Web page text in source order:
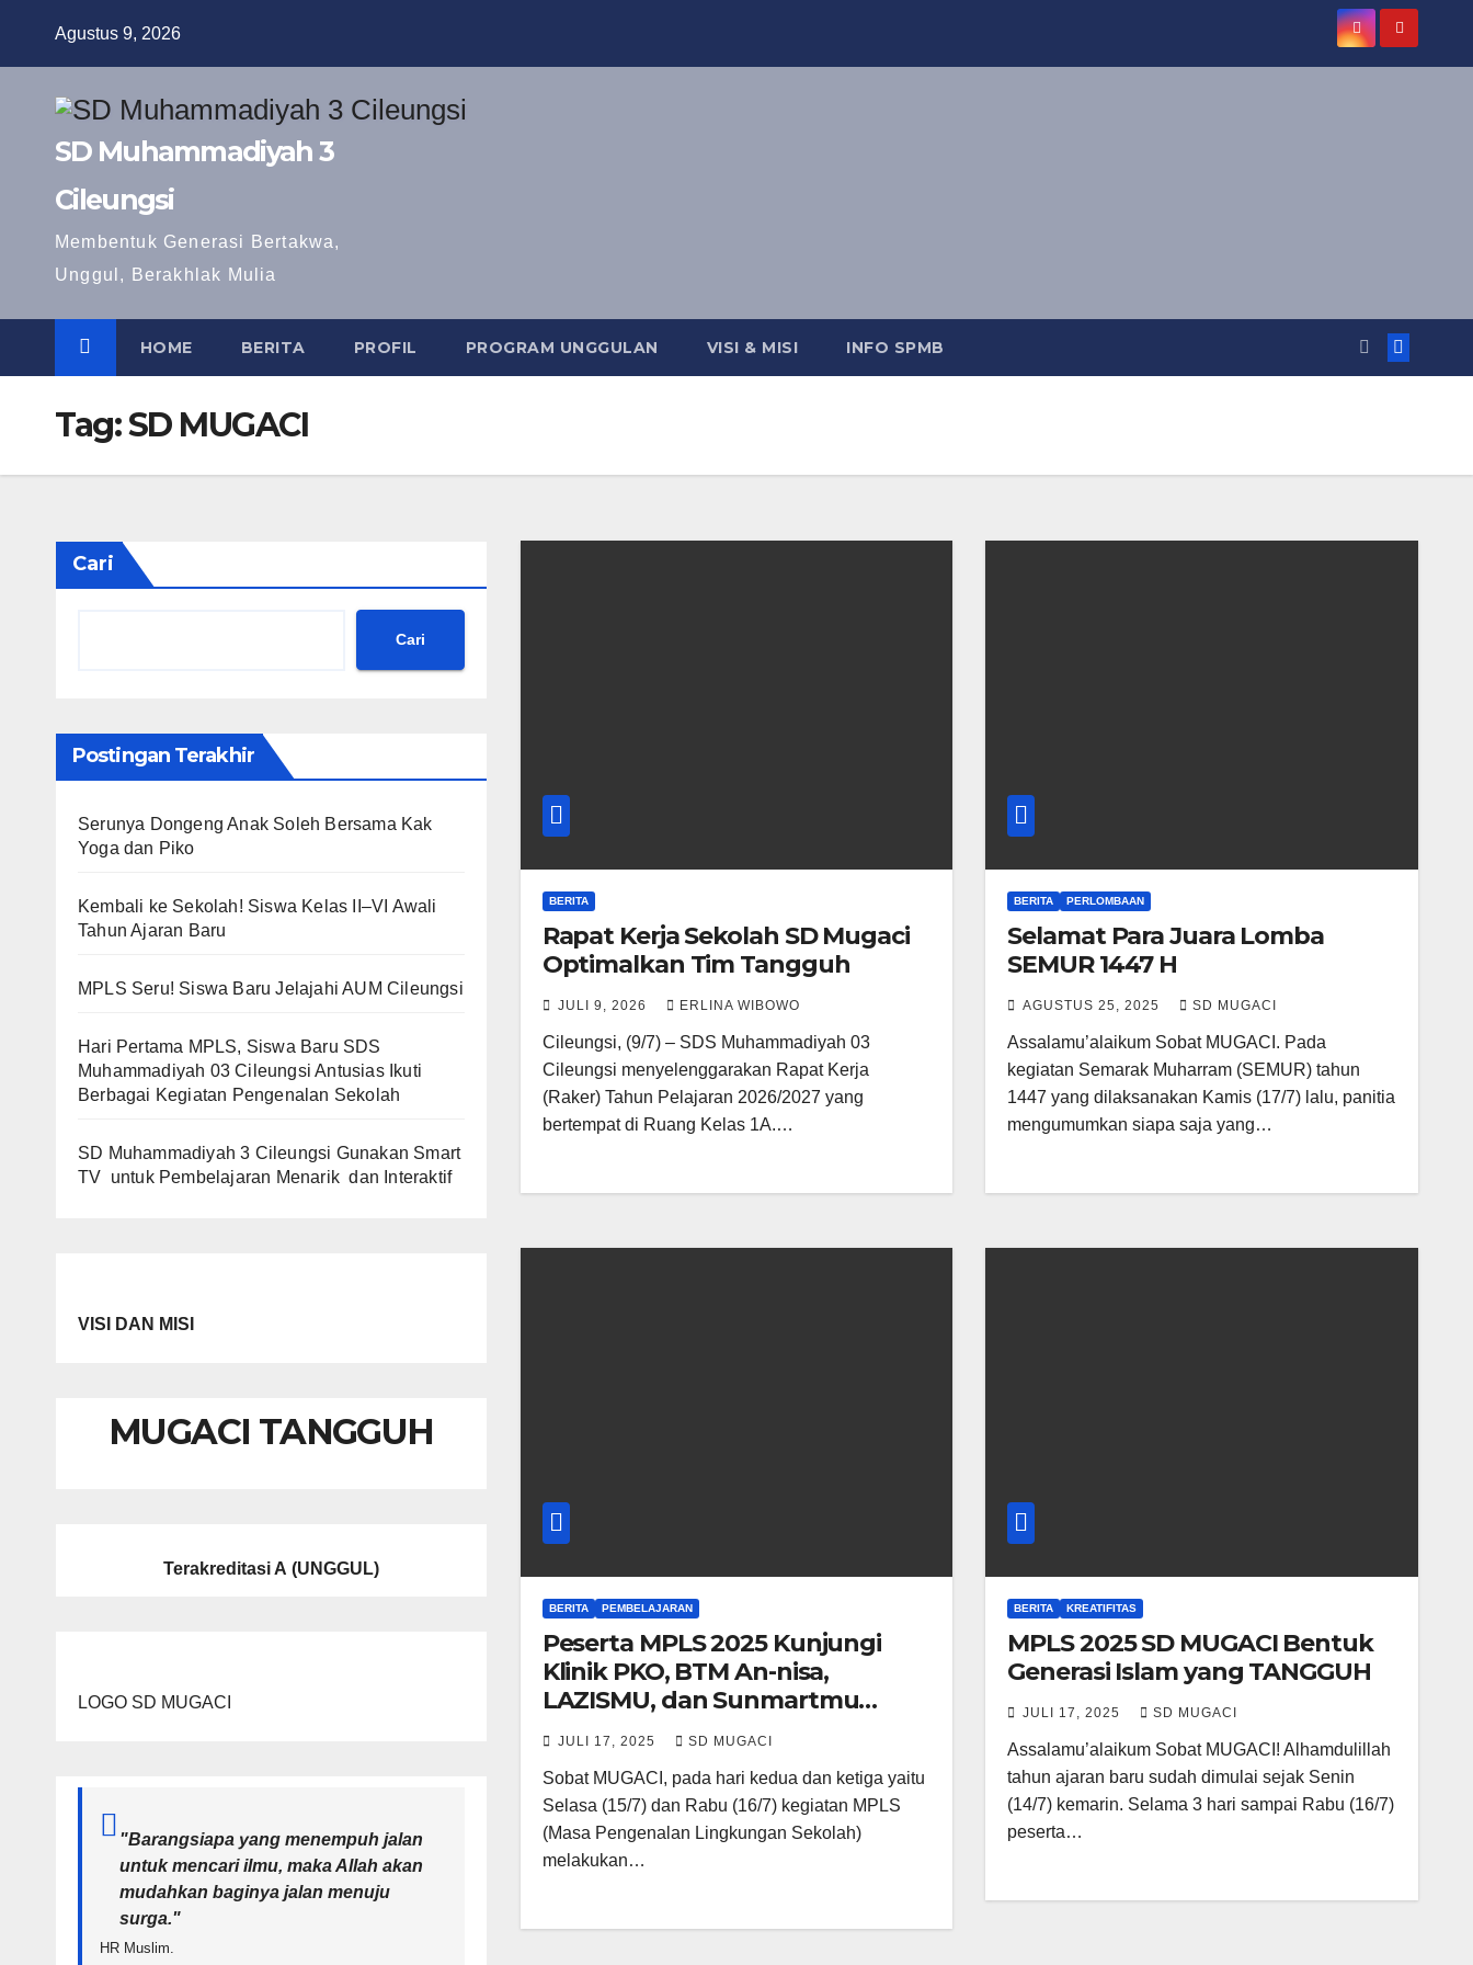
Agustus 9, 2026
SD Muhammadiyah 3
Cileungsi
Membentuk Generasi Bertakwa,
Unggul, Berakhlak Mulia
HOME BERITA PROFIL PROGRAM UNGGULAN VISI & MISI INFO SPMB
Tag:SD MUGACI
Cari
Cari
Postingan Terakhir
Serunya Dongeng Anak Soleh Bersama Kak
Yoga dan Piko
Kembali ke Sekolah! Siswa Kelas II–VI Awali
Tahun Ajaran Baru
MPLS Seru! Siswa Baru Jelajahi AUM Cileungsi
Hari Pertama MPLS, Siswa Baru SDS
Muhammadiyah 03 Cileungsi Antusias Ikuti
Berbagai Kegiatan Pengenalan Sekolah
SD Muhammadiyah 3 Cileungsi Gunakan Smart
TV untuk Pembelajaran Menarik dan Interaktif
VISI DAN MISI
MUGACI TANGGUH
Terakreditasi A (UNGGUL)
LOGO SD MUGACI
"Barangsiapa yang menempuh jalan
untuk mencari ilmu, maka Allah akan
mudahkan baginya jalan menuju
surga."
HR Muslim.
BERITA
Rapat Kerja Sekolah SD Mugaci
Optimalkan Tim Tangguh
JULI 9, 2026 ERLINA WIBOWO
Cileungsi, (9/7) – SDS Muhammadiyah 03
Cileungsi menyelenggarakan Rapat Kerja
(Raker) Tahun Pelajaran 2026/2027 yang
bertempat di Ruang Kelas 1A.…
BERITA PERLOMBAAN
Selamat Para Juara Lomba
SEMUR 1447 H
AGUSTUS 25, 2025 SD MUGACI
Assalamu’alaikum Sobat MUGACI. Pada
kegiatan Semarak Muharram (SEMUR) tahun
1447 yang dilaksanakan Kamis (17/7) lalu, panitia
mengumumkan siapa saja yang…
BERITA PEMBELAJARAN
Peserta MPLS 2025 Kunjungi
Klinik PKO, BTM An-nisa,
LAZISMU, dan Sunmartmu
Cileungsi
JULI 17, 2025 SD MUGACI
Sobat MUGACI, pada hari kedua dan ketiga yaitu
Selasa (15/7) dan Rabu (16/7) kegiatan MPLS
(Masa Pengenalan Lingkungan Sekolah)
melakukan…
BERITA KREATIFITAS
MPLS 2025 SD MUGACI Bentuk
Generasi Islam yang TANGGUH
JULI 17, 2025 SD MUGACI
Assalamu’alaikum Sobat MUGACI! Alhamdulillah
tahun ajaran baru sudah dimulai sejak Senin
(14/7) kemarin. Selama 3 hari sampai Rabu (16/7)
peserta…